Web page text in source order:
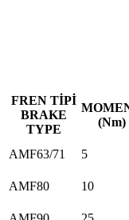
FREN TİPİ
BRAKE
TYPE
(Nm)
AMF63/71 5
AMF80 10